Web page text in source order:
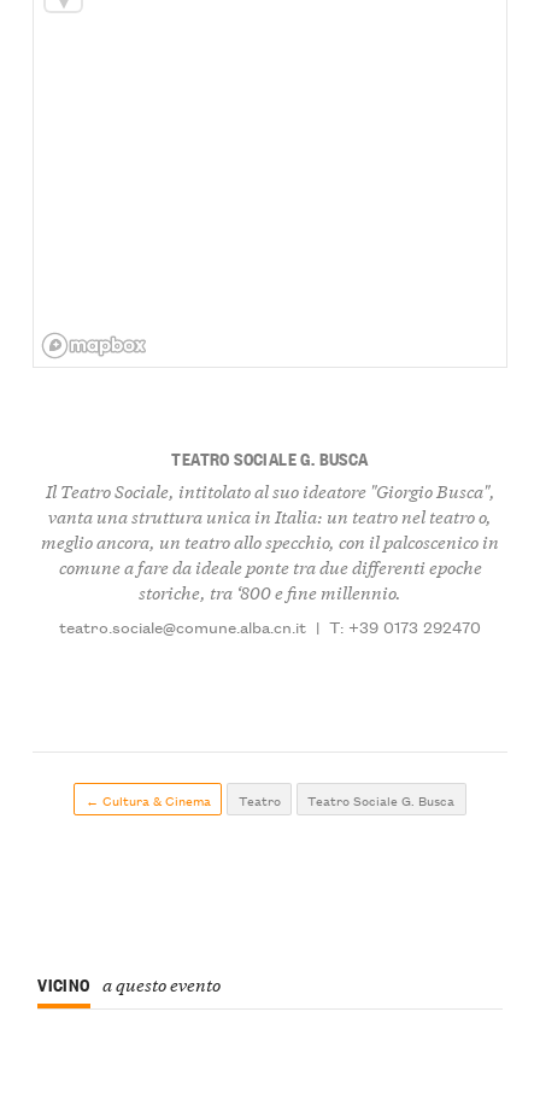
TEATRO SOCIALE G. BUSCA
Il Teatro Sociale, intitolato al suo ideatore "Giorgio Busca",
vanta una struttura unica in Italia: un teatro nel teatro o,
meglio ancora, un teatro allo specchio, con il palcoscenico in
comune a fare da ideale ponte tra due differenti epoche
storiche, tra ‘800 e fine millennio.
teatro.sociale@comune.alba.cn.it | T: +39 0173 292470
← Cultura & Cinema Teatro Teatro Sociale G. Busca
VICINO a questo evento